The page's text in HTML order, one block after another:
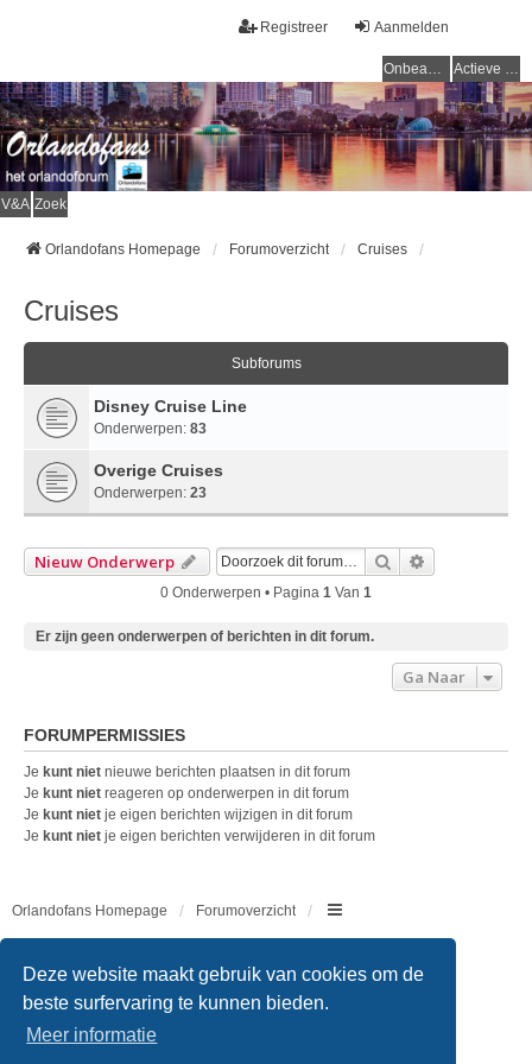
Deze website maakt gebruik van cookies om de
beste surfervaring te kunnen bieden.
Meer informatie
Aanmelden
Registreer
Onbeantwoorde onderwerpen Actieve onderwerpen
V&A Zoek
Orlandofans Homepage Forumoverzicht Cruises
Cruises
Subforums
Disney Cruise Line
Onderwerpen: 83
Overige Cruises
Onderwerpen: 23
Nieuw Onderwerp Zoek
0 Onderwerpen • Pagina 1 Van 1
Er zijn geen onderwerpen of berichten in dit forum.
Ga Naar
FORUMPERMISSIES
Je kunt niet nieuwe berichten plaatsen in dit forum
Je kunt niet reageren op onderwerpen in dit forum
Je kunt niet je eigen berichten wijzigen in dit forum
Je kunt niet je eigen berichten verwijderen in dit forum
Orlandofans Homepage Forumoverzicht